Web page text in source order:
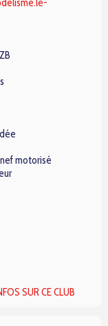
motorisé
SUR CE CLUB